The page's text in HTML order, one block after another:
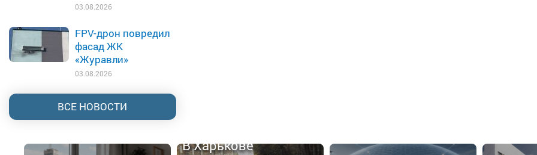
03.08.2026
FPV-дрон повредил
фасад ЖК
«Журавли»
03.08.2026
ВСЕ НОВОСТИ
В Харькове